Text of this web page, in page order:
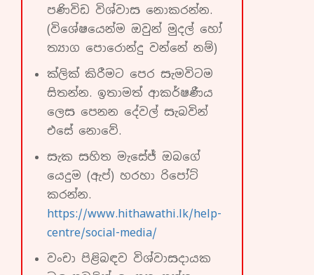
පණිවිඩ විශ්වාස නොකරන්න.
(විශේෂයෙන්ම ඔවුන් මුදල් හෝ
ත්‍යාග පොරොන්දු වන්නේ නම්)
ක්ලික් කිරීමට පෙර සැමවිටම
සිතන්න. ඉතාමත් ආකර්ෂණීය
ලෙස පෙනන දේවල් සැබවින්
එසේ නොවේ.
සැක සහිත මැසේජ් ඔබගේ
යෙදුම (ඇප්) හරහා රිපෝට්
කරන්න.
https://www.hithawathi.lk/help-
centre/social-media/
වංචා පිළිබඳව විශ්වාසදායක